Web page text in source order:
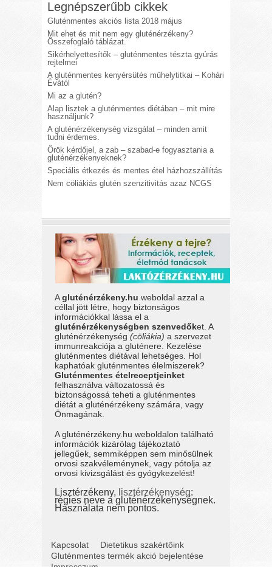
Legnépszerűbb cikkek
Gluténmentes akciós lista 2018 május
Mit ehet és mit nem egy gluténérzékeny?
Összefoglaló táblázat.
Sikérhelyettesítők – gluténmentes tészta gyúrás
rejtelmei
A gluténmentes kenyérsütés műhelytitkai – Kohári
Évától
Mi az a glutén?
Alap lisztek a gluténmentes diétában – mit mire
használjunk?
A gluténérzékenység vizsgálat – minden amit
tudni érdemes.
Örök kérdőjel, a zab – szabad-e fogyasztania a
gluténérzékenyeknek?
Speciális étkezés és mentes étel házhozszállítás
Nem cöliákiás glutén szenzitivitás azaz NCGS
Agluténérzékeny.hu weboldal azzal a
céllal jött létre, hogy biztonságos
információkkal lássa el a
gluténérzékenységben szenvedőket. A
gluténérzékenység(cöliákia) a szervezet
immunreakciója a gluténere. Kezelése
gluténmentes diétával lehetséges. Hol
kaphatóak gluténmentes élelmiszerek?
Gluténmentes ételreceptjeinket
felhasználva változatossá és
biztonságossá teheti a gluténmentes
diétát a gluténérzékeny számára, vagy
Önmagának.
A gluténérzékeny.hu weboldalon található
információk kizárólag tájékoztató
jellegűek, semmiképpen sem minősülnek
orvosi szakvéleménynek, vagy pótolja az
orvosi kivizsgálást és gyógykezelést!
Lisztérzékeny, lisztérzékenység:
régies neve a gluténérzékenységnek.
Használata nem pontos.
Kapcsolat
Dietetikus szakértőink
Gluténmentes termék akció bejelentése
Impresszum